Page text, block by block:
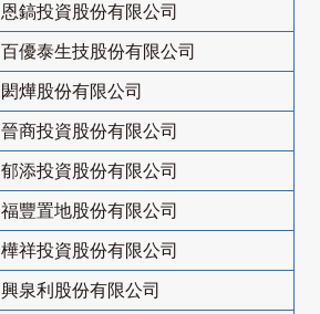
恩鎬投資股份有限公司
百優泰生技股份有限公司
閎燁股份有限公司
晉商投資股份有限公司
郁添投資股份有限公司
福豐置地股份有限公司
樺祥投資股份有限公司
興泉利股份有限公司